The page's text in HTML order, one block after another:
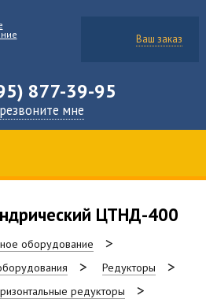
Ваш заказ
877-39-95
мне
ЦТНД-400
оборудование
Редукторы
редукторы